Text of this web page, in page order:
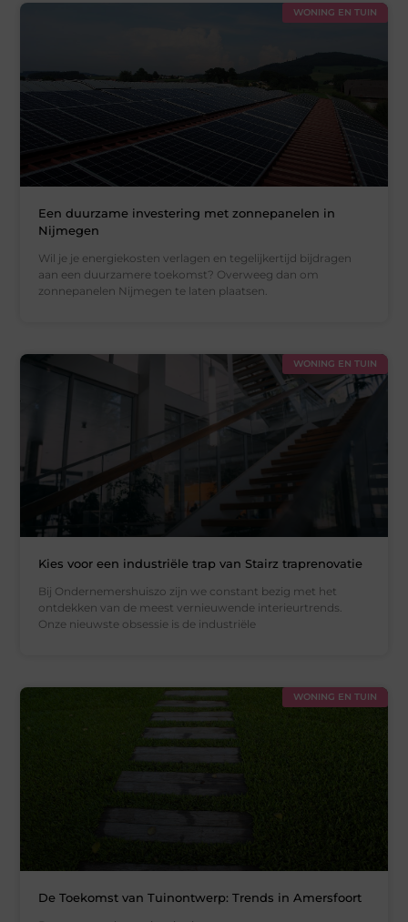
WONING EN TUIN
Een duurzame investering met zonnepanelen in
Nijmegen
Wil je je energiekosten verlagen en tegelijkertijd bijdragen
aan een duurzamere toekomst? Overweeg dan om
zonnepanelen Nijmegen te laten plaatsen.
WONING EN TUIN
Kies voor een industriële trap van Stairz traprenovatie
Bij Ondernemershuiszo zijn we constant bezig met het
ontdekken van de meest vernieuwende interieurtrends.
Onze nieuwste obsessie is de industriële
WONING EN TUIN
De Toekomst van Tuinontwerp: Trends in Amersfoort